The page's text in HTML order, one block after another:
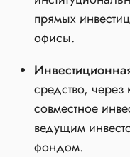
прямых
офисы.
средство, через
совместное
ведущим
фондом.